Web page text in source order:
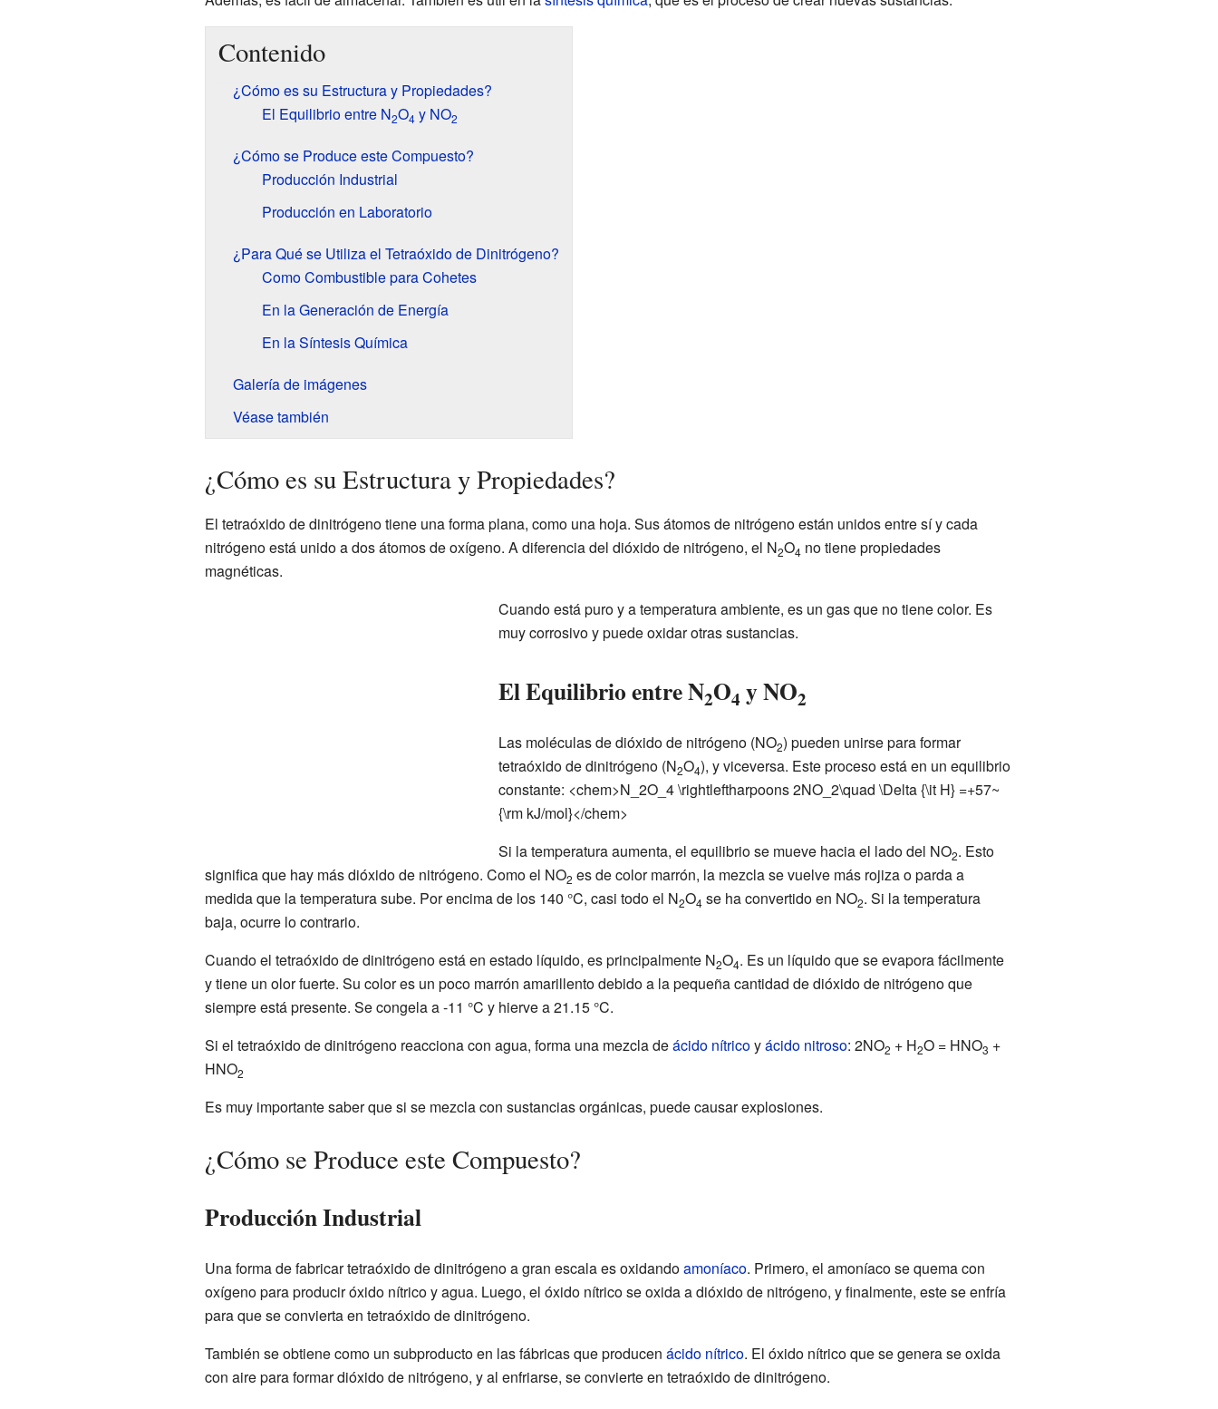
Contenido
¿Cómo es su Estructura y Propiedades?
El Equilibrio entre N2O4 y NO2
¿Cómo se Produce este Compuesto?
Producción Industrial
Producción en Laboratorio
¿Para Qué se Utiliza el Tetraóxido de Dinitrógeno?
Como Combustible para Cohetes
En la Generación de Energía
En la Síntesis Química
Galería de imágenes
Véase también
¿Cómo es su Estructura y Propiedades?
El tetraóxido de dinitrógeno tiene una forma plana, como una hoja. Sus átomos de nitrógeno están unidos entre sí y cada
nitrógeno está unido a dos átomos de oxígeno. A diferencia del dióxido de nitrógeno, el N2O4 no tiene propiedades
magnéticas.
Cuando está puro y a temperatura ambiente, es un gas que no tiene color. Es
muy corrosivo y puede oxidar otras sustancias.
El Equilibrio entre N2O4 y NO2
Las moléculas de dióxido de nitrógeno (NO2) pueden unirse para formar
tetraóxido de dinitrógeno (N2O4), y viceversa. Este proceso está en un equilibrio
constante: <chem>N_2O_4 \rightleftharpoons 2NO_2\quad \Delta {\it H} =+57~
{\rm kJ/mol}</chem>
Si la temperatura aumenta, el equilibrio se mueve hacia el lado del NO2. Esto
significa que hay más dióxido de nitrógeno. Como el NO2 es de color marrón, la mezcla se vuelve más rojiza o parda a
medida que la temperatura sube. Por encima de los 140 °C, casi todo el N2O4 se ha convertido en NO2. Si la temperatura
baja, ocurre lo contrario.
Cuando el tetraóxido de dinitrógeno está en estado líquido, es principalmente N2O4. Es un líquido que se evapora fácilmente
y tiene un olor fuerte. Su color es un poco marrón amarillento debido a la pequeña cantidad de dióxido de nitrógeno que
siempre está presente. Se congela a -11 °C y hierve a 21.15 °C.
Si el tetraóxido de dinitrógeno reacciona con agua, forma una mezcla deácido nítricoyácido nitroso: 2NO2 + H2O = HNO3 +
HNO2
Es muy importante saber que si se mezcla con sustancias orgánicas, puede causar explosiones.
¿Cómo se Produce este Compuesto?
Producción Industrial
Una forma de fabricar tetraóxido de dinitrógeno a gran escala es oxidandoamoníaco. Primero, el amoníaco se quema con
oxígeno para producir óxido nítrico y agua. Luego, el óxido nítrico se oxida a dióxido de nitrógeno, y finalmente, este se enfría
para que se convierta en tetraóxido de dinitrógeno.
También se obtiene como un subproducto en las fábricas que producen ácido nítrico. El óxido nítrico que se genera se oxida
con aire para formar dióxido de nitrógeno, y al enfriarse, se convierte en tetraóxido de dinitrógeno.